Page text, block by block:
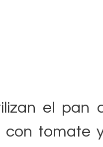
el pan
tomate